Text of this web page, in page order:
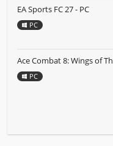
EA Sports FC 27 - PC
PC
Ace Combat 8: Wings of
PC